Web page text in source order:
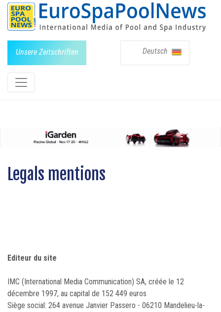
Unsere Zeitschriften Deutsch
Legals mentions
Editeur du site
IMC (International Media Communication) SA, créée le 12
décembre 1997, au capital de 152 449 euros
Siège social: 264 avenue Janvier Passero - 06210 Mandelieu-la-